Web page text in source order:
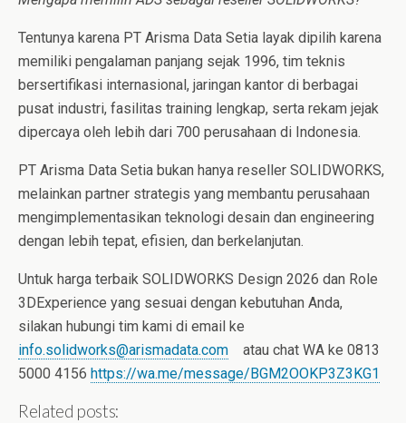
Tentunya karena PT Arisma Data Setia layak dipilih karena
memiliki pengalaman panjang sejak 1996, tim teknis
bersertifikasi internasional, jaringan kantor di berbagai
pusat industri, fasilitas training lengkap, serta rekam jejak
dipercaya oleh lebih dari 700 perusahaan di Indonesia.
PT Arisma Data Setia bukan hanya reseller SOLIDWORKS,
melainkan partner strategis yang membantu perusahaan
mengimplementasikan teknologi desain dan engineering
dengan lebih tepat, efisien, dan berkelanjutan.
Untuk harga terbaik SOLIDWORKS Design 2026 dan Role
3DExperience yang sesuai dengan kebutuhan Anda,
silakan hubungi tim kami di email ke
info.solidworks@arismadata.com atau chat WA ke 0813
5000 4156 https://wa.me/message/BGM2OOKP3Z3KG1
Related posts: